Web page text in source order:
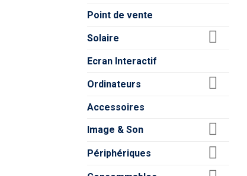
Point de vente
Solaire
Ecran Interactif
Ordinateurs
Accessoires
Image & Son
Périphériques